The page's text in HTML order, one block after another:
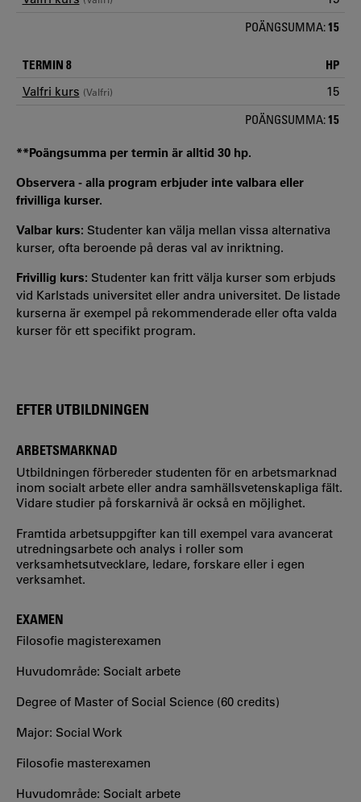
POÄNGSUMMA:15
TERMIN 8 HP
Valfri kurs (Valfri) 15
POÄNGSUMMA:15
**Poängsumma per termin är alltid 30 hp.
Observera - alla program erbjuder inte valbara eller
frivilliga kurser.
Valbar kurs: Studenter kan välja mellan vissa alternativa
kurser, ofta beroende på deras val av inriktning.
Frivillig kurs: Studenter kan fritt välja kurser som erbjuds
vid Karlstads universitet eller andra universitet. De listade
kurserna är exempel på rekommenderade eller ofta valda
kurser för ett specifikt program.
EFTER UTBILDNINGEN
ARBETSMARKNAD
Utbildningen förbereder studenten för en arbetsmarknad
inom socialt arbete eller andra samhällsvetenskapliga fält.
Vidare studier på forskarnivå är också en möjlighet.
Framtida arbetsuppgifter kan till exempel vara avancerat
utredningsarbete och analys i roller som
verksamhetsutvecklare, ledare, forskare eller i egen
verksamhet.
EXAMEN
Filosofie magisterexamen
Huvudområde: Socialt arbete
Degree of Master of Social Science (60 credits)
Major: Social Work
Filosofie masterexamen
Huvudområde: Socialt arbete